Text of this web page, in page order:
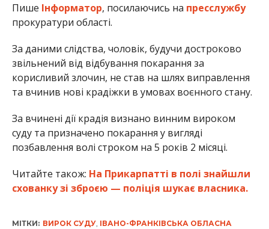
Пише Інформатор, посилаючись на пресслужбу
прокуратури області.
За даними слідства, чоловік, будучи достроково
звільнений від відбування покарання за
корисливий злочин, не став на шлях виправлення
та вчинив нові крадіжки в умовах воєнного стану.
За вчинені дії крадія визнано винним вироком
суду та призначено покарання у вигляді
позбавлення волі строком на 5 років 2 місяці.
Читайте також: На Прикарпатті в полі знайшли
схованку зі зброєю — поліція шукає власника.
МІТКИ: ВИРОК СУДУ, ІВАНО-ФРАНКІВСЬКА ОБЛАСНА